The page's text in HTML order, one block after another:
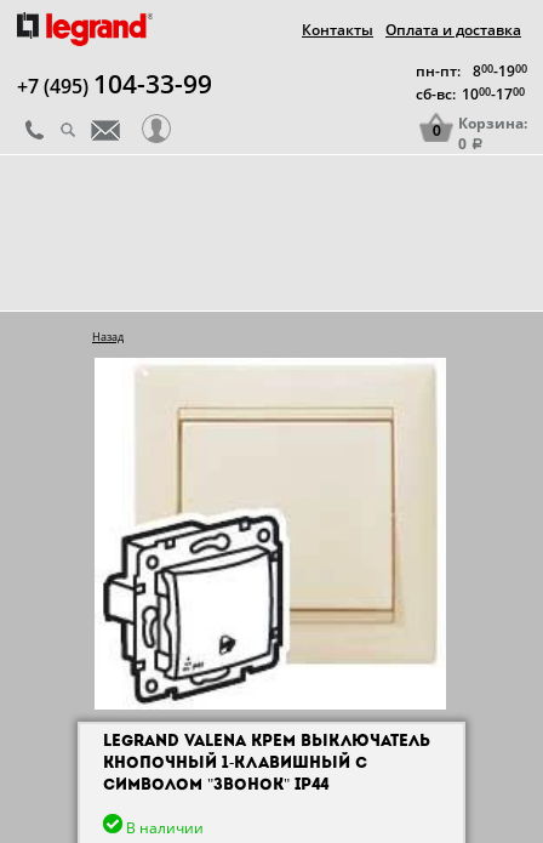
+7 (495) 104-33-99 пн-пт: 800-1900
сб-вс: 1000-1700
Контакты Оплата и доставка
0
Корзина:
0 a
Назад
LEGRAND VALENA КРЕМ ВЫКЛЮЧАТЕЛЬ
КНОПОЧНЫЙ 1-КЛАВИШНЫЙ С
СИМВОЛОМ "ЗВОНОК" IP44
В наличии